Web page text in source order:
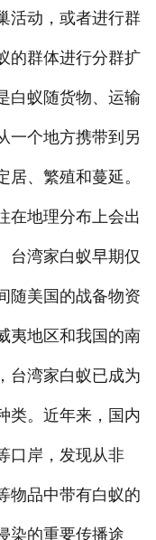
活动，或者进行群
的群体进行分群扩
白蚁随货物、运输
一个地方携带到另
、繁殖和蔓延。
在地理分布上会出
台湾家白蚁早期仅
随美国的战备物资
夷地区和我国的南
台湾家白蚁已成为
类。近年来，国内
口岸，发现从非
物品中带有白蚁的
染的重要传播途